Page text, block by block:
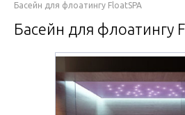
Басейн для флоатингу FloatSPA
Басейн для флоатингу